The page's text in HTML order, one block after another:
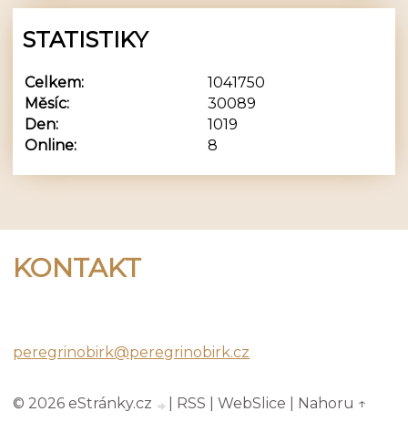
STATISTIKY
Online: 8
Celkem:
1041750
Měsíc:
30089
Den:
1019
KONTAKT
peregrinobirk@peregrinobirk.cz
© 2026 eStránky.cz RSS |WebSlice Nahoru ↑